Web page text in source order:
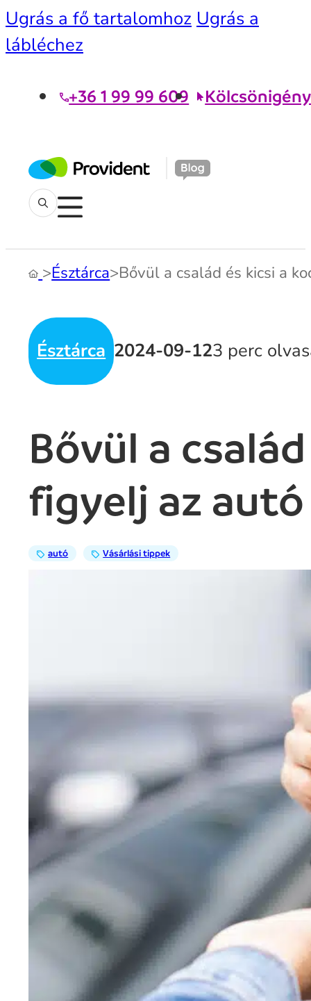
Ugrás a fő tartalomhoz Ugrás a
lábléchez
+36 1 99 99 609
>Észtárca>Bővül a család és kicsi a
Észtárca 2024-09-123 perc
Bővül a
figyelj az
autó Vásárlási tippek